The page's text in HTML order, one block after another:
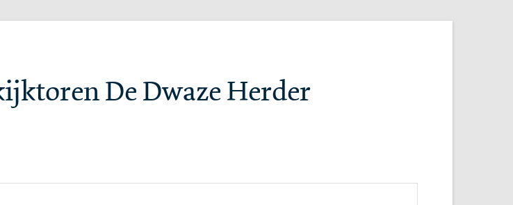
De Dwaze Herder